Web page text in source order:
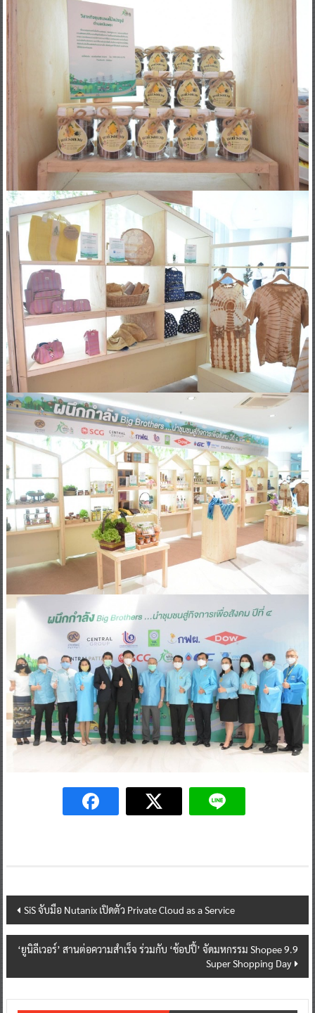
Post
navigation
SiS จับมือ Nutanix เปิดตัว Private Cloud as a Service
‘ยูนิลีเวอร์’ สานต่อความสำเร็จ ร่วมกับ ‘ช้อปปี้’ จัดมหกรรม Shopee 9.9
Super Shopping Day